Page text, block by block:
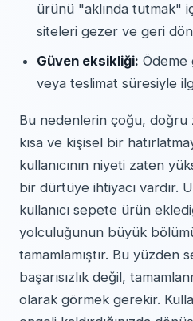
ürünü "aklında tutmak"
siteleri gezer ve geri
Güven eksikliği: Ödeme
veya teslimat süresiyle
Bu nedenlerin çoğu, doğru
kısa ve kişisel bir
kullanıcının niyeti zaten
bir dürtüye ihtiyacı vardır.
kullanıcı sepete ürün
yolculuğunun büyük
tamamlamıştır. Bu yüzden
başarısızlık değil,
olarak görmek gerekir.